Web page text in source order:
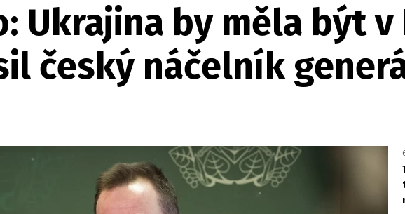
Ukrajina by měla být v
český náčelník